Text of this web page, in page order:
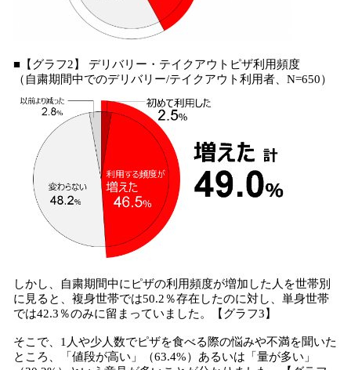
■【グラフ2】 デリバリー・テイクアウトピザ利用頻度
（自粛期間中でのデリバリー/テイクアウト利用者、N=650）
しかし、自粛期間中にピザの利用頻度が増加した人を世帯別
に見ると、複身世帯では50.2％存在したのに対し、単身世帯
では42.3％のみに留まっていました。【グラフ3】
そこで、1人や少人数でピザを食べる際の悩みや不満を聞いた
ところ、「値段が高い」（63.4%）あるいは「量が多い」